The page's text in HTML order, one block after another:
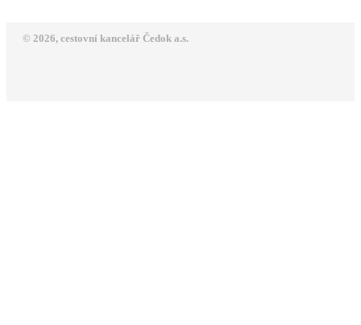
© 2026, cestovní kancelář Čedok a.s.